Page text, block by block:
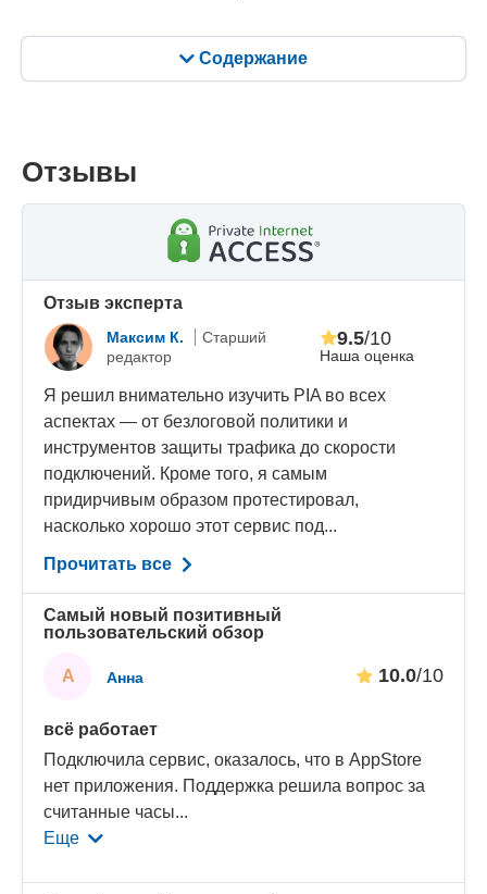
Содержание
Отзывы
Oтзыв эксперта
Максим К.
Старший
редактор
Наша оценка
9.5/10
Я решил внимательно изучить PIA во всех
аспектах — от безлоговой политики и
инструментов защиты трафика до скорости
подключений. Кроме того, я самым
придирчивым образом протестировал,
насколько хорошо этот сервис под...
Прочитать все
Самый новый позитивный
пользовательский обзор
А Анна 10.0/10
всё работает
Подключила сервис, оказалось, что в AppStore
нет приложения. Поддержка решила вопрос за
считанные часы...
Еще